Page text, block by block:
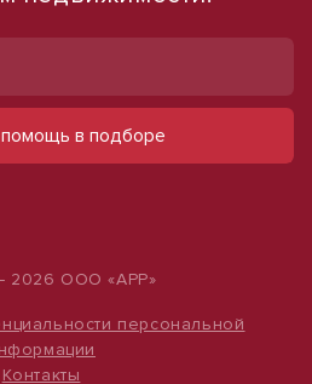
помощь в подборе
2026 ООО «АРР»
персональной
Контакты